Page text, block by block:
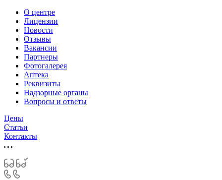
О центре
Лицензии
Новости
Отзывы
Вакансии
Партнеры
Фотогалерея
Аптека
Реквизиты
Надзорные органы
Вопросы и ответы
Цены
Статьи
Контакты